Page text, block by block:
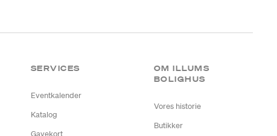
SERVICES
Eventkalender
Katalog
Gavekort
OM ILLUMS
BOLIGHUS
Vores historie
Butikker